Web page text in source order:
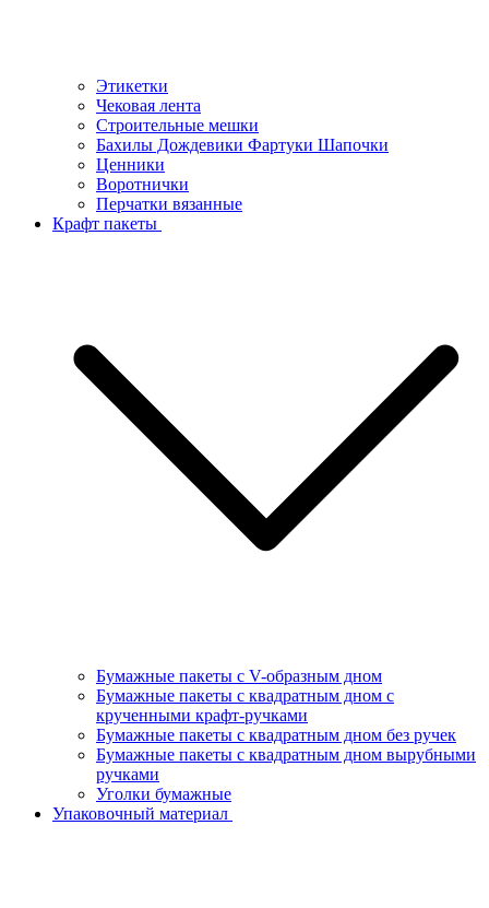
Этикетки
Чековая лента
Строительные мешки
Бахилы Дождевики Фартуки Шапочки
Ценники
Воротнички
Перчатки вязанные
Крафт пакеты
Бумажные пакеты с V-образным дном
Бумажные пакеты с квадратным дном с
крученными крафт-ручками
Бумажные пакеты с квадратным дном без ручек
Бумажные пакеты с квадратным дном вырубными
ручками
Уголки бумажные
Упаковочный материал